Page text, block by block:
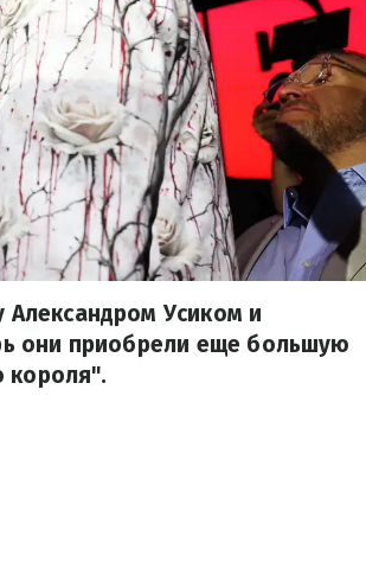
Усиком и
они приобрели еще большую
короля".